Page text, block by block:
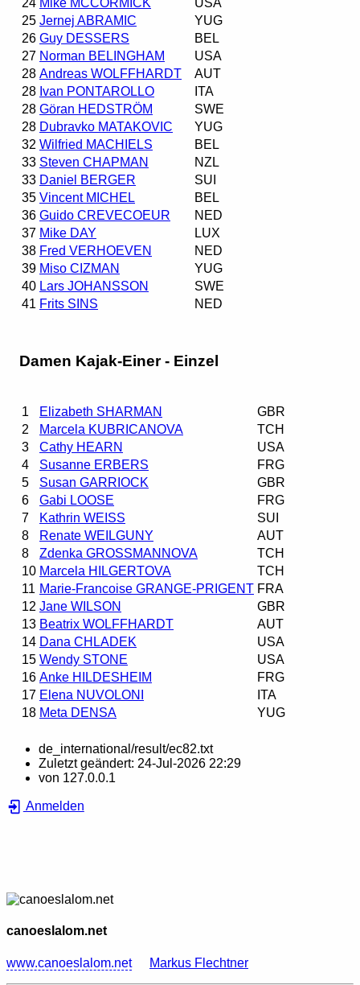
24 Mike MCCORMICK
USA
25 Jernej ABRAMIC
YUG
26 Guy DESSERS
BEL
27 Norman BELINGHAM
USA
28 Andreas WOLFFHARDT
AUT
28 Ivan PONTAROLLO
ITA
28 Göran HEDSTRÖM
SWE
28 Dubravko MATAKOVIC
YUG
32 Wilfried MACHIELS
BEL
33 Steven CHAPMAN
NZL
33 Daniel BERGER
SUI
35 Vincent MICHEL
BEL
36 Guido CREVECOEUR
NED
37 Mike DAY
LUX
38 Fred VERHOEVEN
NED
39 Miso CIZMAN
YUG
40 Lars JOHANSSON
SWE
41 Frits SINS NED
Damen Kajak-Einer - Einzel
1 Elizabeth SHARMAN
GBR
2
Marcela KUBRICANOVA
TCH
3
Cathy HEARN
USA
4
Susanne ERBERS
FRG
5
Susan GARRIOCK
GBR
6
Gabi LOOSE
FRG
7
Kathrin WEISS
SUI
8
Renate WEILGUNY
AUT
8
Zdenka GROSSMANNOVA
TCH
10 Marcela HILGERTOVA
TCH
11 Marie-Francoise GRANGE-PRIGENT FRA
12 Jane WILSON
GBR
13 Beatrix WOLFFHARDT
AUT
14 Dana CHLADEK
USA
15 Wendy STONE
USA
16 Anke HILDESHEIM
FRG
17 Elena NUVOLONI
ITA
18 Meta DENSA YUG
de_international/result/ec82.txt
Zuletzt geändert: 24-Jul-2026 22:29
von 127.0.0.1
Anmelden
canoeslalom.net
www.canoeslalom.net Markus Flechtner